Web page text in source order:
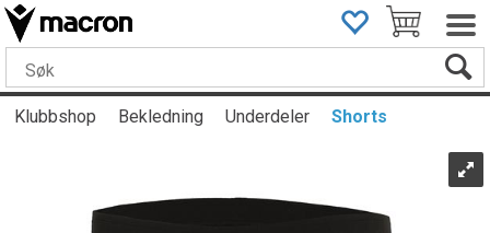
Klubbshop Bekledning Underdeler Shorts